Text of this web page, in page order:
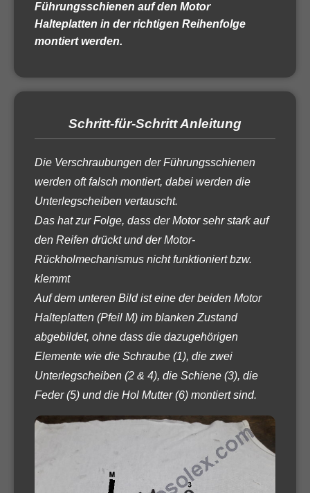
Führungsschienen auf den Motor
Halteplatten in der richtigen Reihenfolge
montiert werden.
Schritt-für-Schritt Anleitung
Die Verschraubungen der Führungsschienen
werden oft falsch montiert, dabei werden die
Unterlegscheiben vertauscht.
Das hat zur Folge, dass der Motor sehr stark auf
den Reifen drückt und der Motor-
Rückholmechanismus nicht funktioniert bzw.
klemmt
Auf dem unteren Bild ist eine der beiden Motor
Halteplatten (Pfeil M) im blanken Zustand
abgebildet, ohne dass die dazugehörigen
Elemente wie die Schraube (1), die zwei
Unterlegscheiben (2 & 4), die Schiene (3), die
Feder (5) und die Hol Mutter (6) montiert sind.